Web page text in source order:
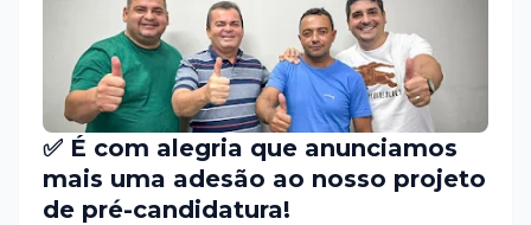
✅ É com alegria que anunciamos
mais uma adesão ao nosso projeto
de pré-candidatura!